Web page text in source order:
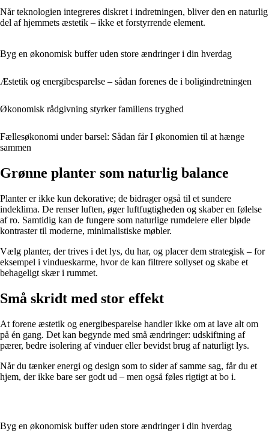
Når teknologien integreres diskret i indretningen, bliver den en naturlig
del af hjemmets æstetik – ikke et forstyrrende element.
Byg en økonomisk buffer uden store ændringer i din hverdag
Æstetik og energibesparelse – sådan forenes de i boligindretningen
Økonomisk rådgivning styrker familiens tryghed
Fællesøkonomi under barsel: Sådan får I økonomien til at hænge
sammen
Grønne planter som naturlig balance
Planter er ikke kun dekorative; de bidrager også til et sundere
indeklima. De renser luften, øger luftfugtigheden og skaber en følelse
af ro. Samtidig kan de fungere som naturlige rumdelere eller bløde
kontraster til moderne, minimalistiske møbler.
Vælg planter, der trives i det lys, du har, og placer dem strategisk – for
eksempel i vindueskarme, hvor de kan filtrere sollyset og skabe et
behageligt skær i rummet.
Små skridt med stor effekt
At forene æstetik og energibesparelse handler ikke om at lave alt om
på én gang. Det kan begynde med små ændringer: udskiftning af
pærer, bedre isolering af vinduer eller bevidst brug af naturligt lys.
Når du tænker energi og design som to sider af samme sag, får du et
hjem, der ikke bare ser godt ud – men også føles rigtigt at bo i.
Byg en økonomisk buffer uden store ændringer i din hverdag